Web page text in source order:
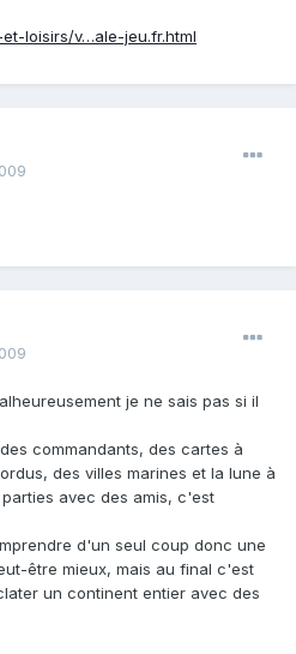
loisirs/v…ale-jeu.fr.html
je ne sais pas si il
commandants, des cartes à
des villes marines et la lune à
avec des amis, c'est
d'un seul coup donc une
être mieux, mais au final c'est
un continent entier avec des